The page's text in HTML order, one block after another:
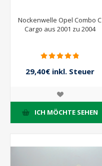
Nockenwelle Opel Combo C
Cargo aus 2001 zu 2004
29,40€ inkl. Steuer
ICH MÖCHTE SEHEN